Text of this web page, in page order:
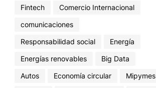
Fintech
Comercio Internacional
comunicaciones
Responsabilidad social
Energía
Energías renovables
Big Data
Autos
Economía circular
Mipymes